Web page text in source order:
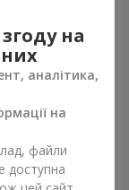
"Білосніжна
на
аналітика,
на
файли
доступна